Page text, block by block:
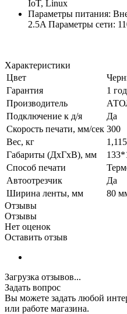
IoT, Linux
Параметры питания:
2.5A Параметры сети:
Характеристики
Цвет
Гарантия
1 год
Производитель
Подключение к д/я
Да
Скорость печати, мм/сек 300
Вес, кг
1,115
Габариты (ДхГхВ), мм
Способ печати
Автоотрезчик
Да
Ширина ленты, мм
80
Отзывы
Отзывы
Нет оценок
Оставить отзыв
Загрузка отзывов...
Задать вопрос
Вы можете задать любой
или работе магазина.